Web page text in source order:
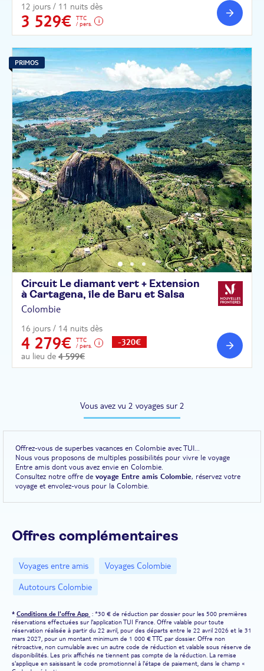
12 jours / 11 nuits dès
3 529€
TTC
/ pers.
PRIMOS
Circuit Le diamant vert + Extension
à Cartagena, île de Baru et Salsa
Colombie
16 jours / 14 nuits dès
4 279€
TTC
/ pers.
au lieu de 4 599€
-320€
Vous avez vu 2 voyages sur 2
Offrez-vous de superbes vacances en Colombie avec TUI...
Nous vous proposons de multiples possibilités pour vivre le voyage
Entre amis dont vous avez envie en Colombie.
Consultez notre offre de voyage Entre amis Colombie, réservez votre
voyage et envolez-vous pour la Colombie.
Offres complémentaires
Voyages entre amis
Voyages Colombie
Autotours Colombie
* Conditions de l'offre App : *30 € de réduction par dossier pour les 500 premières
réservations effectuées sur l'application TUI France. Offre valable pour toute
réservation réalisée à partir du 22 avril, pour des départs entre le 22 avril 2026 et le 31
mars 2027, pour un montant minimum de 1 000 € TTC par dossier. Offre non
rétroactive, non cumulable avec un autre code de réduction et valable sous réserve de
disponibilités. Les prix affichés ne tiennent pas compte de la réduction. La remise
s'applique en saisissant le code promotionnel à l'étape de paiement, dans le champ «